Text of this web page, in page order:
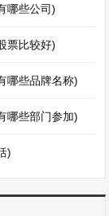
哪些公司)
票比较好)
哪些品牌名称)
哪些部门参加)
)